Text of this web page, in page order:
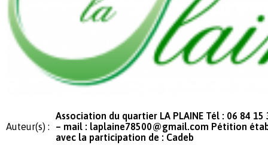
Auteur(s) :
Association du quartier LA PLAINE Tél : 06 84 15
– mail : laplaine78500@gmail.com Pétition
avec la participation de : Cadeb